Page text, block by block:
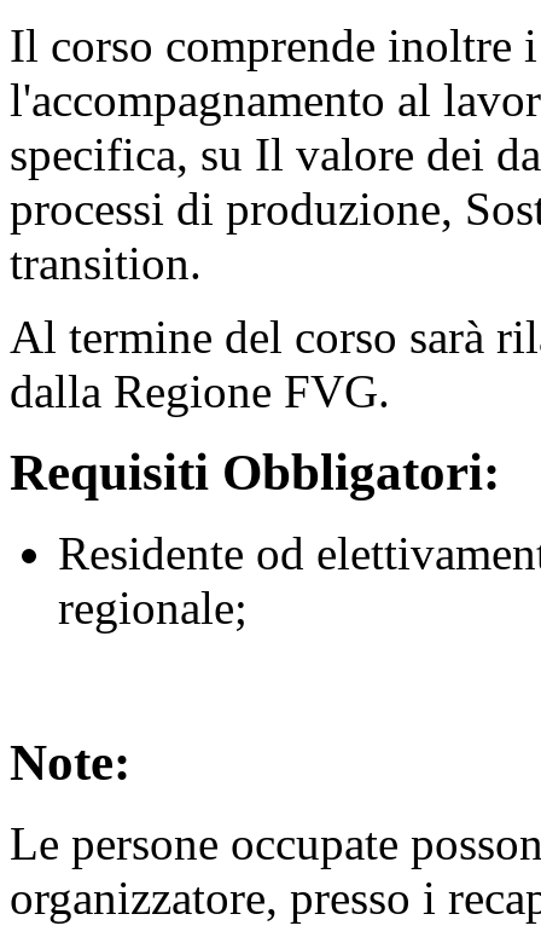
Il corso comprende inoltre
l'accompagnamento al
specifica, su Il valore dei
processi di produzione,
transition.
Al termine del corso sarà
dalla Regione FVG.
Requisiti Obbligatori:
Residente od
regionale;
Note:
Le persone occupate
organizzatore, presso i